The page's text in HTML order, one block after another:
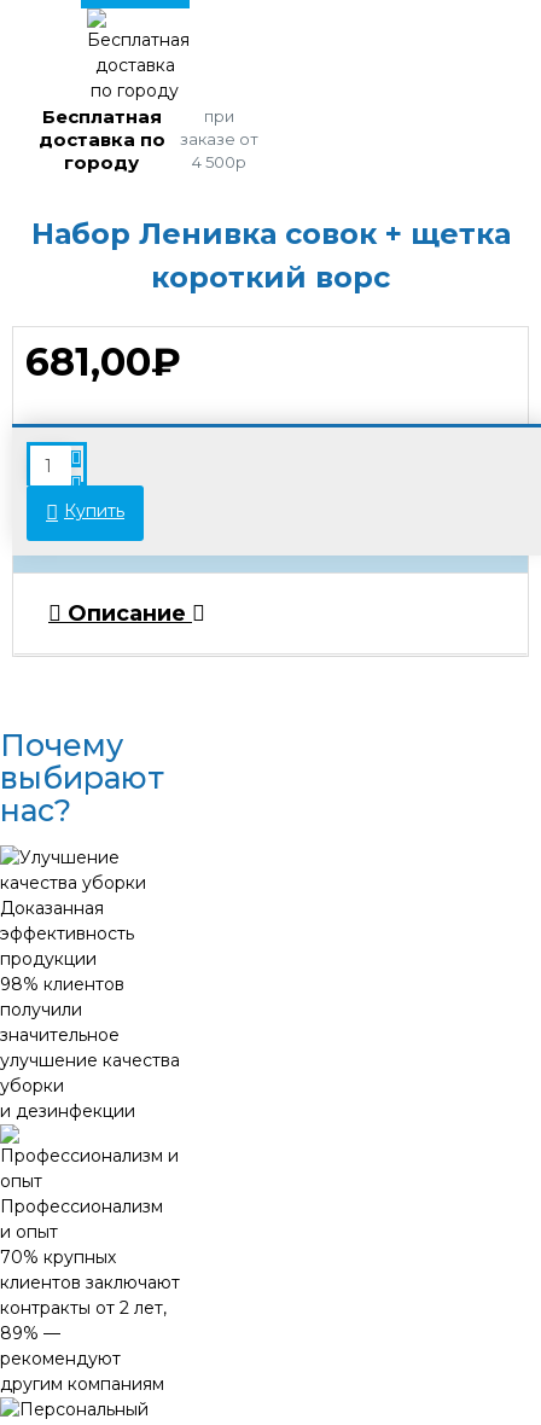
Бесплатная
доставка по
городу
при
заказе от
4 500р
Набор Ленивка совок + щетка
короткий ворс
681,00₽
Купить
В связи с переоценкой товара стоимость
некоторых позиций может отличаться от
указанной на сайте. Просьба уточнять актуальные
Описание
Почему
выбирают
нас?
Доказанная
эффективность
продукции
98% клиентов
получили
значительное
улучшение качества
уборки
и дезинфекции
Профессионализм
и опыт
70% крупных
клиентов заключают
контракты от 2 лет,
89% —
рекомендуют
другим компаниям